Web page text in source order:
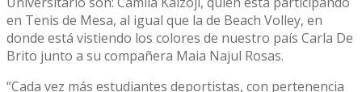
en Tenis de Mesa, al igual que la de Beach Volley, en
donde está vistiendo los colores de nuestro país Carla De
Brito junto a su compañera Maia Najul Rosas.
“Cada vez más estudiantes deportistas, con pertenencia